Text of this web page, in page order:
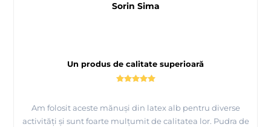
Un produs de calitate superioară
Am folosit aceste mănuși din latex alb pentru diverse
activități și sunt foarte mulțumit de calitatea lor. Pudra de
Sorin Sima